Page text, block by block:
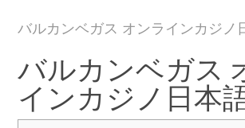
バルカンベガス オンラインカジノ
バルカンベガス
インカジノ日本